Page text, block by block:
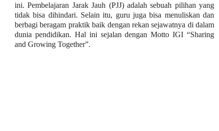
ini. Pembelajaran Jarak Jauh (PJJ) adalah sebuah pilihan yang
tidak bisa dihindari. Selain itu, guru juga bisa menuliskan dan
berbagi beragam praktik baik dengan rekan sejawatnya di dalam
dunia pendidikan. Hal ini sejalan dengan Motto IGI “Sharing
and Growing Together”.